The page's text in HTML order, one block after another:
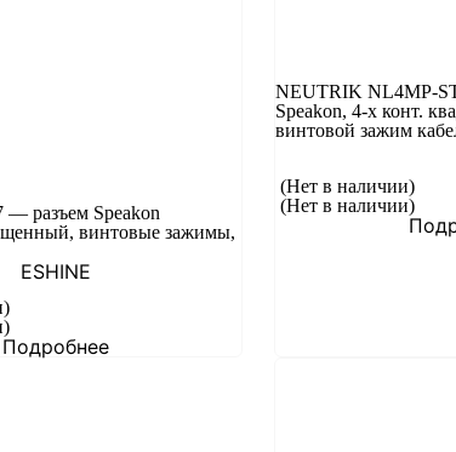
— разъем Speakon
винтовые зажимы,
ESHINE
Подробнее
NEUTRIK NL4MP-
Speakon, 4-х конт.
винтовой зажим
(Нет в наличии)
(Нет в наличии)